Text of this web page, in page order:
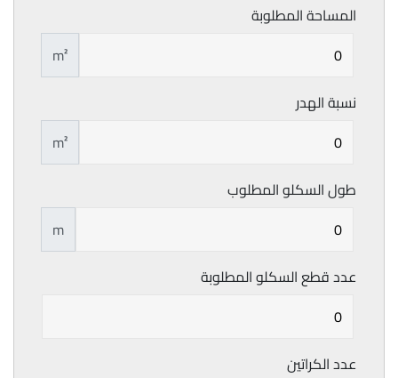
المساحة المطلوبة
m²
نسبة الهدر
m²
طول السكلو المطلوب
m
عدد قطع السكلو المطلوبة
عدد الكراتين